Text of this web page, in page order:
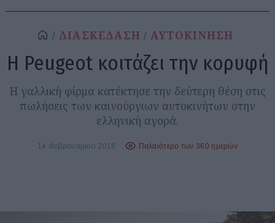
ΔΙΑΣΚΕΔΑΣΗ ΑΥΤΟΚΙΝΗΣΗ
Η Peugeot κοιτάζει την κορυφή
Η γαλλική φίρμα κατέκτησε την δεύτερη θέση στις
πωλήσεις των καινούργιων αυτοκινήτων στην
ελληνική αγορά.
14 Φεβρουαρίου 2018 Παλαιότερο των 360 ημερών